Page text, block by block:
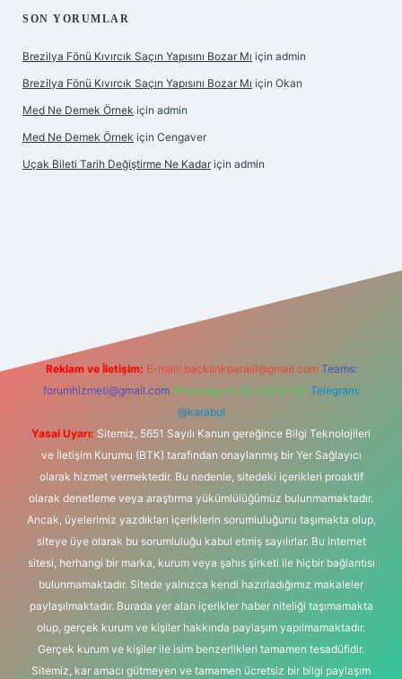
SON YORUMLAR
Brezilya Fönü Kıvırcık Saçın Yapısını Bozar Mı için admin
Brezilya Fönü Kıvırcık Saçın Yapısını Bozar Mı için Okan
Med Ne Demek Örnek için admin
Med Ne Demek Örnek için Cengaver
Uçak Bileti Tarih Değiştirme Ne Kadar için admin
Reklam ve İletişim: E-mail: backlinkpaneli@gmail.com Teams:
forumhizmeti@gmail.com Whatsapp: 0262 606 0 726 Telegram:
@karabul
Yasal Uyarı: Sitemiz, 5651 Sayılı Kanun gereğince Bilgi Teknolojileri
ve İletişim Kurumu (BTK) tarafından onaylanmış bir Yer Sağlayıcı
olarak hizmet vermektedir. Bu nedenle, sitedeki içerikleri proaktif
olarak denetleme veya araştırma yükümlülüğümüz bulunmamaktadır.
Ancak, üyelerimiz yazdıkları içeriklerin sorumluluğunu taşımakta olup,
siteye üye olarak bu sorumluluğu kabul etmiş sayılırlar. Bu internet
sitesi, herhangi bir marka, kurum veya şahıs şirketi ile hiçbir bağlantısı
bulunmamaktadır. Sitede yalnızca kendi hazırladığımız makaleler
paylaşılmaktadır. Burada yer alan içerikler haber niteliği taşımamakta
olup, gerçek kurum ve kişiler hakkında paylaşım yapılmamaktadır.
Gerçek kurum ve kişiler ile isim benzerlikleri tamamen tesadüfidir.
Sitemiz, kar amacı gütmeyen ve tamamen ücretsiz bir bilgi paylaşım